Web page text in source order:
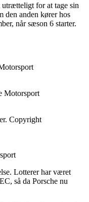
for at tage sin
den anden kører hos
når sæson 6 starter.
Motorsport
Copyright
Lotterer har været
så da Porsche nu